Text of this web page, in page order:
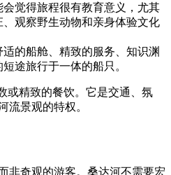
会觉得旅程很有教育意义，尤其
观察野生动物和亲身体验文化
适的船舱、精致的服务、知识渊
途旅行于一体的船只。
或精致的餐饮。它是交通、氛
流景观的特权。
非奇观的游客。桑达河不需要宏